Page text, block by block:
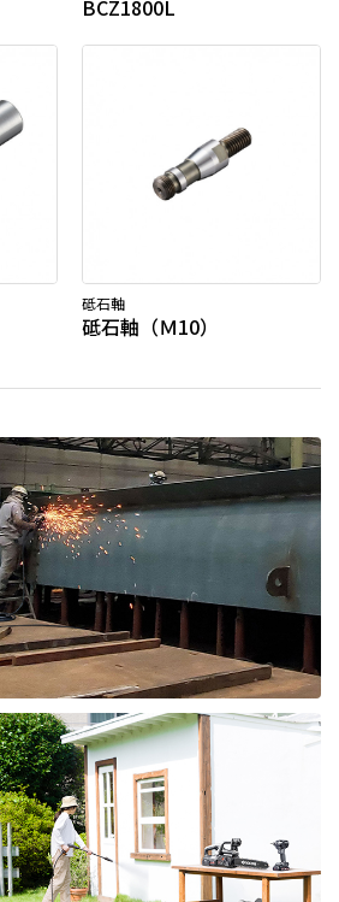
BCZ1800L
砥石軸
砥石軸（Ｍ10）